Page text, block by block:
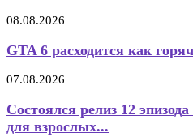
08.08.2026
GTA 6 расходится как
07.08.2026
Состоялся релиз 12
для взрослых...